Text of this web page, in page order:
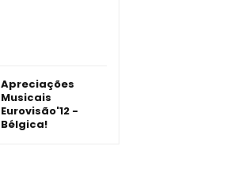
Apreciações
Musicais
Eurovisão'12 -
Bélgica!